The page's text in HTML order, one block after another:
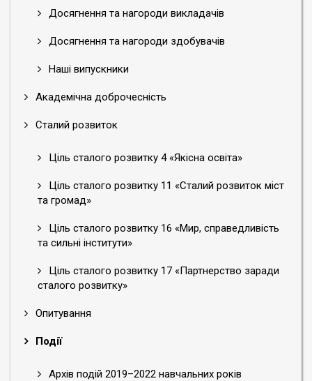
Досягнення та нагороди викладачів
Досягнення та нагороди здобувачів
Наші випускники
Академічна доброчесність
Сталий розвиток
Ціль сталого розвитку 4 «Якісна освіта»
Ціль сталого розвитку 11 «Сталий розвиток міст
та громад»
Ціль сталого розвитку 16 «Мир, справедливість
та сильні інститути»
Ціль сталого розвитку 17 «Партнерство заради
сталого розвитку»
Опитування
Події
Архів подій 2019–2022 навчальних років